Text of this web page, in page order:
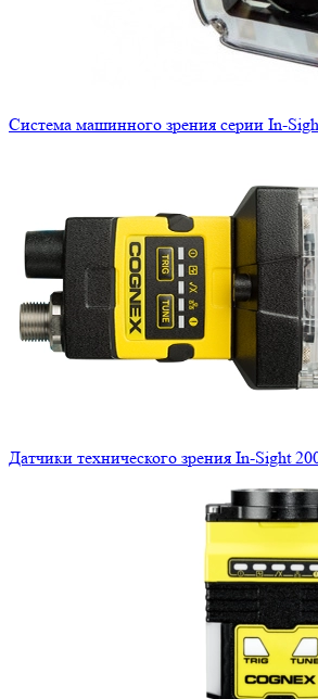
Система машинного зрения серии In-
Датчики технического зрения In-Sight